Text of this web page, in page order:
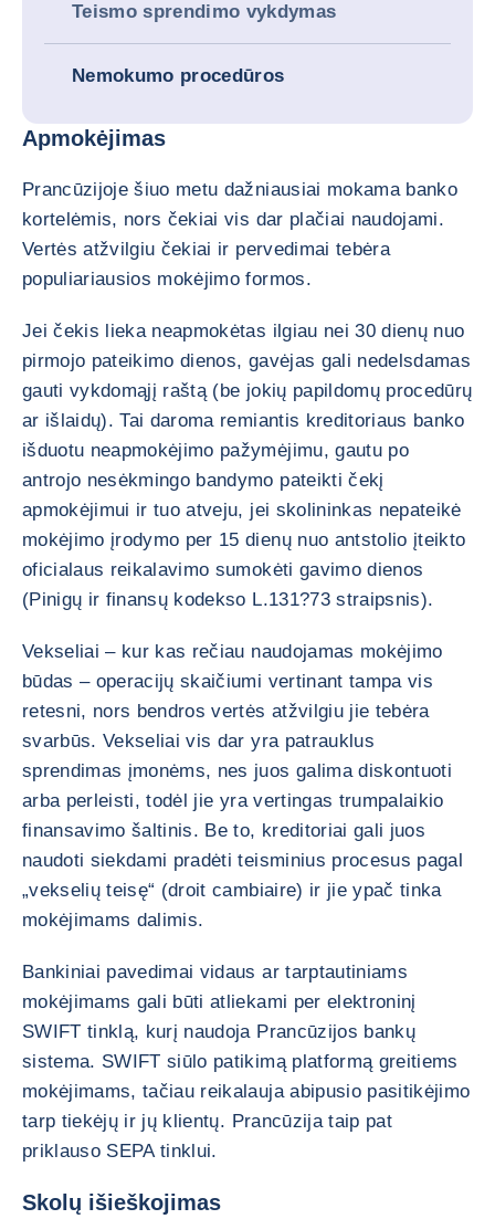
Teismo sprendimo vykdymas
Nemokumo procedūros
Apmokėjimas
Prancūzijoje šiuo metu dažniausiai mokama banko
kortelėmis, nors čekiai vis dar plačiai naudojami.
Vertės atžvilgiu čekiai ir pervedimai tebėra
populiariausios mokėjimo formos.
Jei čekis lieka neapmokėtas ilgiau nei 30 dienų nuo
pirmojo pateikimo dienos, gavėjas gali nedelsdamas
gauti vykdomąjį raštą (be jokių papildomų procedūrų
ar išlaidų). Tai daroma remiantis kreditoriaus banko
išduotu neapmokėjimo pažymėjimu, gautu po
antrojo nesėkmingo bandymo pateikti čekį
apmokėjimui ir tuo atveju, jei skolininkas nepateikė
mokėjimo įrodymo per 15 dienų nuo antstolio įteikto
oficialaus reikalavimo sumokėti gavimo dienos
(Pinigų ir finansų kodekso L.131?73 straipsnis).
Vekseliai – kur kas rečiau naudojamas mokėjimo
būdas – operacijų skaičiumi vertinant tampa vis
retesni, nors bendros vertės atžvilgiu jie tebėra
svarbūs. Vekseliai vis dar yra patrauklus
sprendimas įmonėms, nes juos galima diskontuoti
arba perleisti, todėl jie yra vertingas trumpalaikio
finansavimo šaltinis. Be to, kreditoriai gali juos
naudoti siekdami pradėti teisminius procesus pagal
„vekselių teisę“ (droit cambiaire) ir jie ypač tinka
mokėjimams dalimis.
Bankiniai pavedimai vidaus ar tarptautiniams
mokėjimams gali būti atliekami per elektroninį
SWIFT tinklą, kurį naudoja Prancūzijos bankų
sistema. SWIFT siūlo patikimą platformą greitiems
mokėjimams, tačiau reikalauja abipusio pasitikėjimo
tarp tiekėjų ir jų klientų. Prancūzija taip pat
priklauso SEPA tinklui.
Skolų išieškojimas